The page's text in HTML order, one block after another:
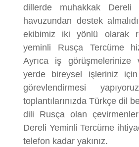
dillerde muhakkak Dereli
havuzundan destek
ekibimiz iki yönlü olarak
yeminli Rusça Tercüme
Ayrıca iş
yerde bireysel işleriniz
görevlendirmesi
toplantılarınızda Türkçe dil
dili Rusça olan
Dereli Yeminli Tercüme
telefon kadar yakınız.